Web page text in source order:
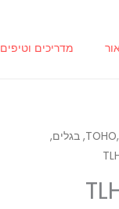
מדריכים וטיפים
חרוזים יפנים - ונציה, TOHO, TILA, בגלים,